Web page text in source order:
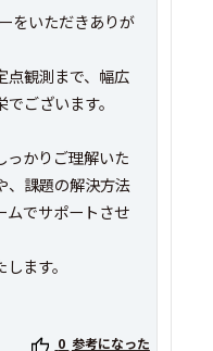
をいただきありが
点観測まで、幅広
ございます。
っかりご理解いた
、課題の解決方法
ムでサポートさせ
ます。
0 参考になった